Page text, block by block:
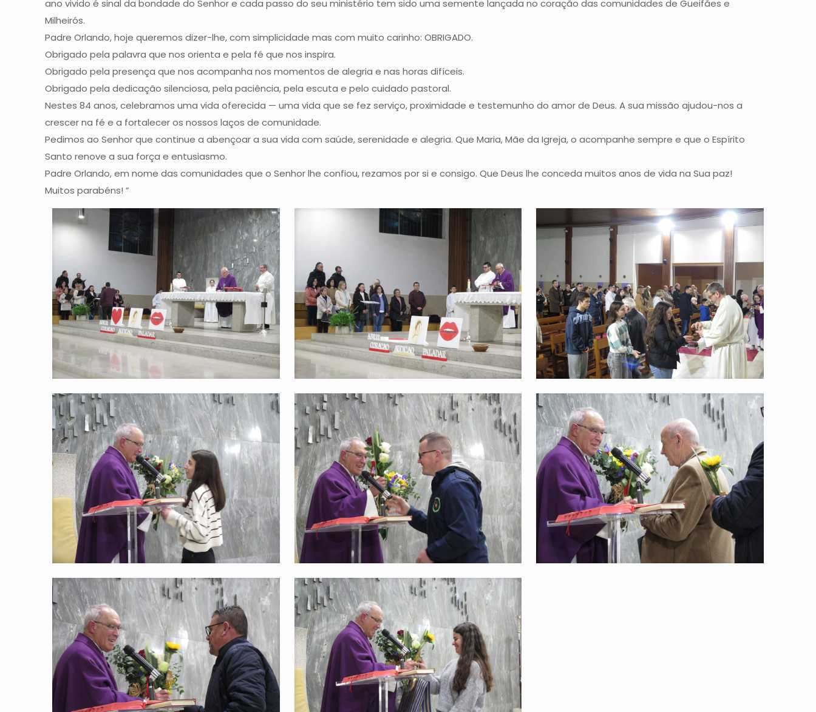
ano vivido é sinal da bondade do Senhor e cada passo do seu ministério tem sido uma semente lançada no coração das comunidades de Gueifães e
Milheirós.
Padre Orlando, hoje queremos dizer-lhe, com simplicidade mas com muito carinho: OBRIGADO.
Obrigado pela palavra que nos orienta e pela fé que nos inspira.
Obrigado pela presença que nos acompanha nos momentos de alegria e nas horas difíceis.
Obrigado pela dedicação silenciosa, pela paciência, pela escuta e pelo cuidado pastoral.
Nestes 84 anos, celebramos uma vida oferecida — uma vida que se fez serviço, proximidade e testemunho do amor de Deus. A sua missão ajudou-nos a
crescer na fé e a fortalecer os nossos laços de comunidade.
Pedimos ao Senhor que continue a abençoar a sua vida com saúde, serenidade e alegria. Que Maria, Mãe da Igreja, o acompanhe sempre e que o Espírito
Santo renove a sua força e entusiasmo.
Padre Orlando, em nome das comunidades que o Senhor lhe confiou, rezamos por si e consigo. Que Deus lhe conceda muitos anos de vida na Sua paz!
Muitos parabéns! ”